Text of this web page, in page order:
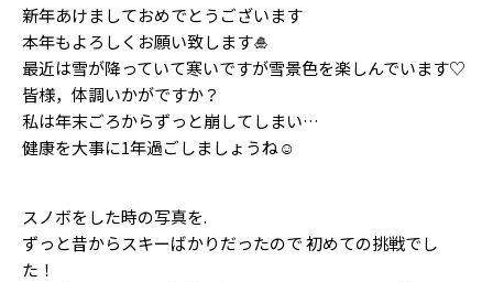
Instagram
YouTube
FORTUNE
ゲッターズ飯田
MISS SEVENTEEN
MAGAZINE
バックナンバー
INFORMATION
新年あけましておめでとうございます
本年もよろしくお願い致します🎍
最近は雪が降っていて寒いですが雪景色を楽しんでいます♡
皆様，体調いかがですか？
私は年末ごろからずっと崩してしまい…
健康を大事に1年過ごしましょうね☺️
スノボをした時の写真を.
ずっと昔からスキーばかりだったので 初めての挑戦でし
た！